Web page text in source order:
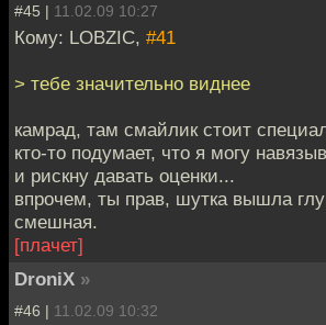
#45 | 11.02.09 10:27
Кому: LOBZIC, #41
> тебе значительно виднее
камрад, там смайлик стоит
кто-то подумает, что я могу
и рискну давать оценки...
впрочем, ты прав, шутка вышла
смешная.
[плачет]
DroniX »
#46 | 11.02.09 10:32